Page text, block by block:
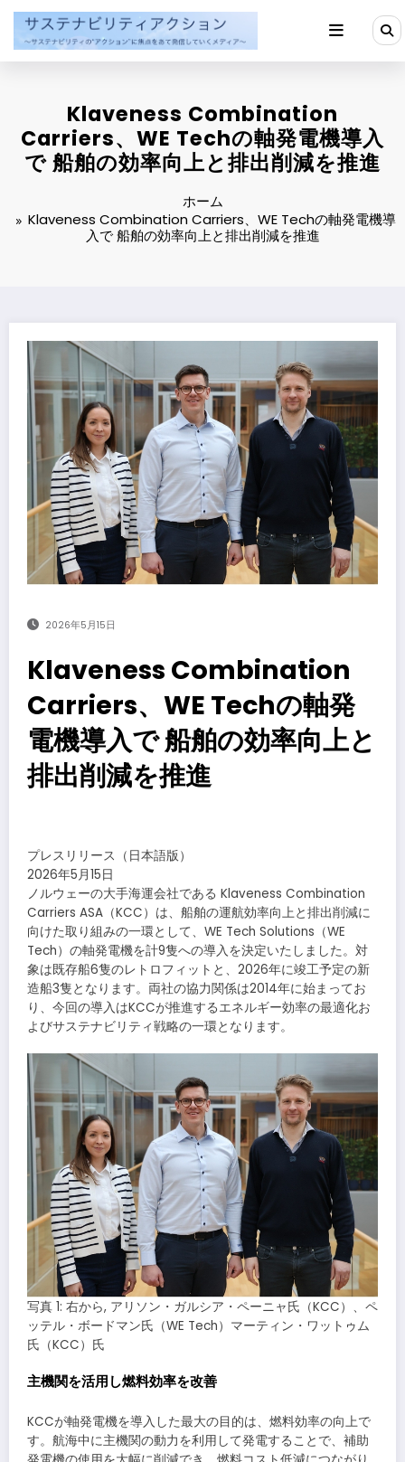
ン
Klaveness Combination
Carriers、WE Techの軸発電機導入
で 船舶の効率向上と排出削減を推進
ホーム
Klaveness Combination Carriers、WE Techの軸発電機導
入で 船舶の効率向上と排出削減を推進
2026年5月15日
Klaveness Combination
Carriers、WE Techの軸発
電機導入で 船舶の効率向上と
排出削減を推進
プレスリリース（日本語版）
2026年5月15日
ノルウェーの大手海運会社である Klaveness Combination
Carriers ASA（KCC）は、船舶の運航効率向上と排出削減に
向けた取り組みの一環として、WE Tech Solutions（WE
Tech）の軸発電機を計9隻への導入を決定いたしました。対
象は既存船6隻のレトロフィットと、2026年に竣工予定の新
造船3隻となります。両社の協力関係は2014年に始まってお
り、今回の導入はKCCが推進するエネルギー効率の最適化お
よびサステナビリティ戦略の一環となります。
写真 1: 右から, アリソン・ガルシア・ペーニャ氏（KCC）、ペ
ッテル・ボードマン氏（WE Tech）マーティン・ワットゥム
氏（KCC）氏
主機関を活用し燃料効率を改善
KCCが軸発電機を導入した最大の目的は、燃料効率の向上で
す。航海中に主機関の動力を利用して発電することで、補助